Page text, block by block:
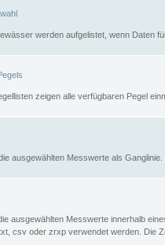
werden aufgelistet, wenn Daten
zeigen alle verfügbaren Pegel
ausgewählten Messwerte als
ausgewählten Messwerte innerhalb
csv oder zrxp verwendet werden. Die